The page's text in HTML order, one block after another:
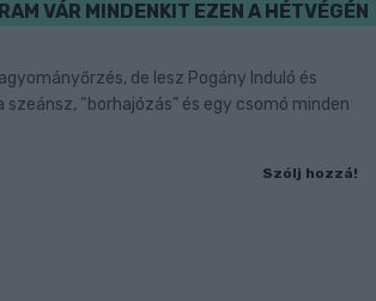
VÁR MINDENKIT EZEN A HÉTVÉGÉN
de lesz Pogány Induló és
szeánsz, “borhajózás” és egy csomó minden
Szólj hozzá!